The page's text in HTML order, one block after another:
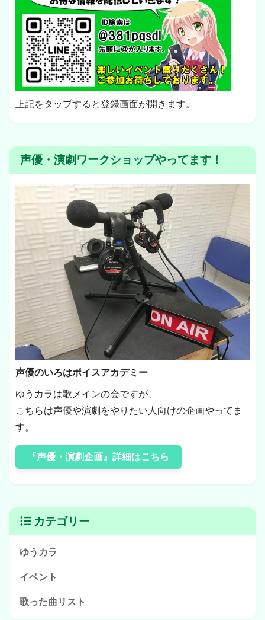
上記をタップすると登録画面が開きます。
声優・演劇ワークショップやってます！
声優のいろはボイスアカデミー
ゆうカラは歌メインの会ですが、
こちらは声優や演劇をやりたい人向けの企画やってま
す。
『声優・演劇企画』詳細はこちら
カテゴリー
ゆうカラ
イベント
歌った曲リスト